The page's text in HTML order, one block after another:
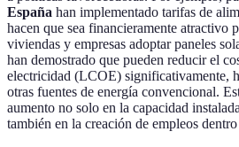
España han implementado tarifas de
hacen que sea financieramente atractivo
viviendas y empresas adoptar paneles
han demostrado que pueden reducir el
electricidad (LCOE) significativamente,
otras fuentes de energía convencional.
aumento no solo en la capacidad
también en la creación de empleos